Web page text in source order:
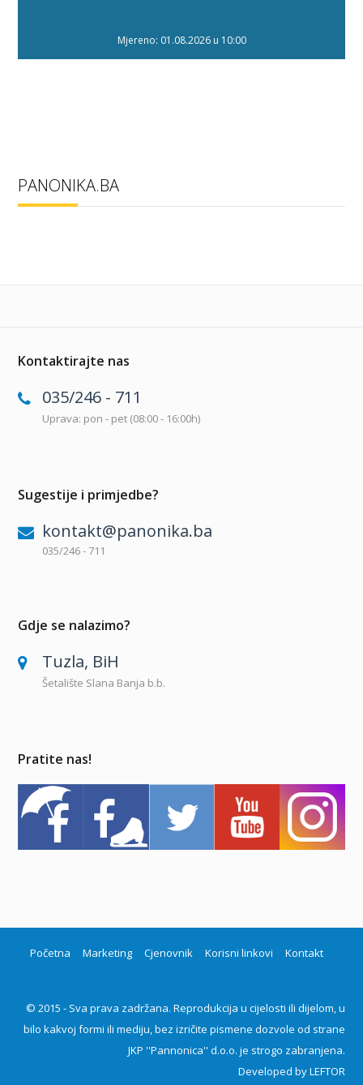
Mjereno: 01.08.2026 u 10:00
PANONIKA.BA
Kontaktirajte nas
035/246 - 711
Uprava: pon - pet (08:00 - 16:00h)
Sugestije i primjedbe?
kontakt@panonika.ba
035/246 - 711
Gdje se nalazimo?
Tuzla, BiH
Šetalište Slana Banja b.b.
Pratite nas!
Početna Marketing Cjenovnik Korisni linkovi Kontakt
© 2015 - Sva prava zadržana. Reprodukcija u cijelosti ili dijelom, u
bilo kakvoj formi ili mediju, bez izričite pismene dozvole od strane
JKP ''Pannonica'' d.o.o. je strogo zabranjena.
Developed byLEFTOR